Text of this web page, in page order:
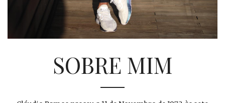
SOBRE MIM